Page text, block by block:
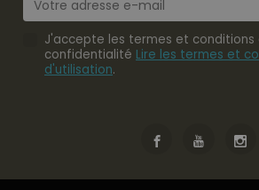
J'accepte les termes et conditions
confidentialité Lire les termes et
d'utilisation.